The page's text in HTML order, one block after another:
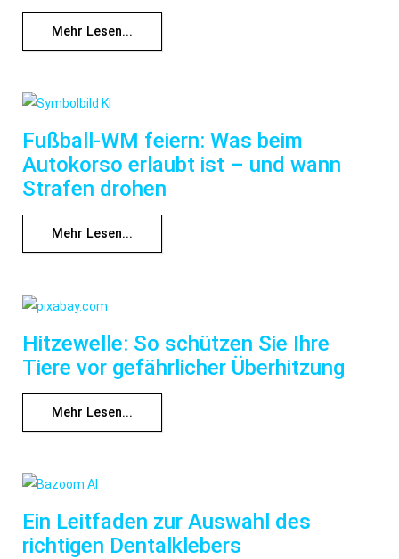
Mehr Lesen...
Fußball-WM feiern: Was beim
Autokorso erlaubt ist – und wann
Strafen drohen
Mehr Lesen...
Hitzewelle: So schützen Sie Ihre
Tiere vor gefährlicher Überhitzung
Mehr Lesen...
Ein Leitfaden zur Auswahl des
richtigen Dentalklebers